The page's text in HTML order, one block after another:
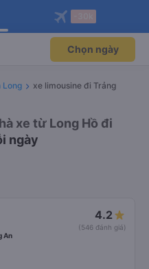
ngay!
viên độc
Mở app
máy bay qua
Mở app
Chọn ngày
Long
xe limousine đi Trảng
xe từ Long Hồ đi
ngày
4.2
(546 đánh giá)
An